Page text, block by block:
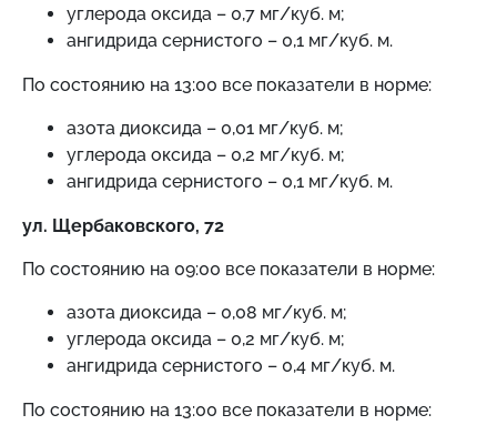
углерода оксида – 0,7 мг/куб. м;
ангидрида сернистого – 0,1 мг/куб. м.
По состоянию на 13:00 все показатели в норме:
азота диоксида – 0,01 мг/куб. м;
углерода оксида – 0,2 мг/куб. м;
ангидрида сернистого – 0,1 мг/куб. м.
ул. Щербаковского, 72
По состоянию на 09:00 все показатели в норме:
азота диоксида – 0,08 мг/куб. м;
углерода оксида – 0,2 мг/куб. м;
ангидрида сернистого – 0,4 мг/куб. м.
По состоянию на 13:00 все показатели в норме: